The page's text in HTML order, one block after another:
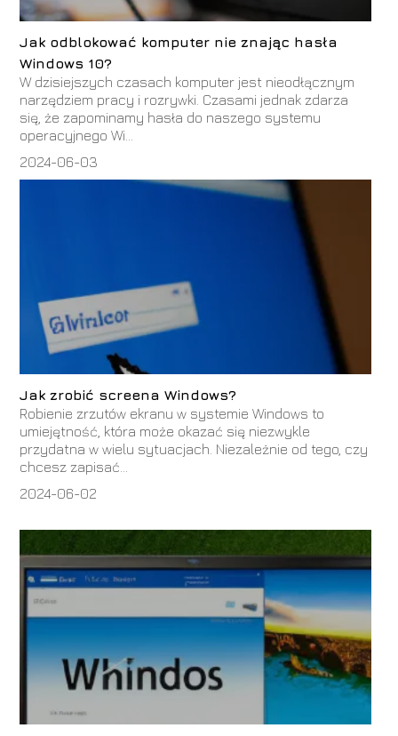
Jak odblokować komputer nie znając hasła
Windows 10?
W dzisiejszych czasach komputer jest nieodłącznym
narzędziem pracy i rozrywki. Czasami jednak zdarza
się, że zapominamy hasła do naszego systemu
operacyjnego Wi...
2024-06-03
Jak zrobić screena Windows?
Robienie zrzutów ekranu w systemie Windows to
umiejętność, która może okazać się niezwykle
przydatna w wielu sytuacjach. Niezależnie od tego, czy
chcesz zapisać...
2024-06-02